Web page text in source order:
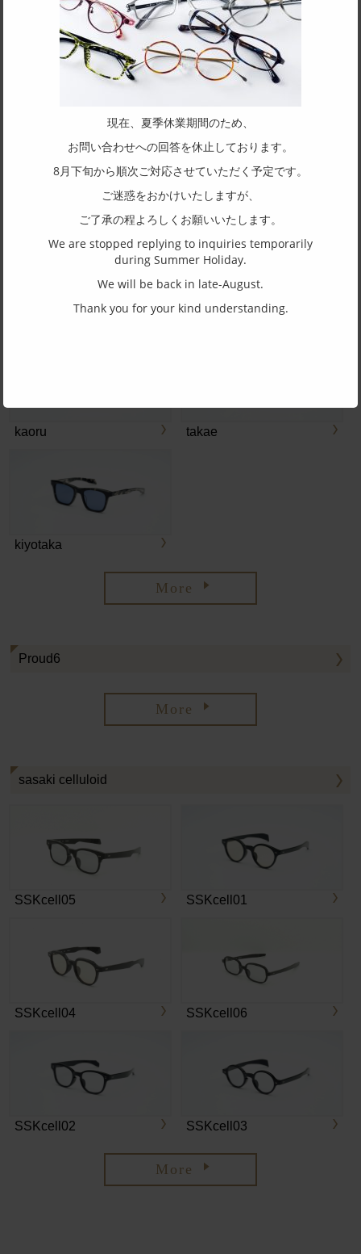
ブランド名をクリックすると、
各ブランドの商品一覧へスライドします。
sasaki celluloid
kaoru takae
kiyotaka
More
Proud6
More
sasaki celluloid
SSKcell05 SSKcell01
SSKcell04 SSKcell06
SSKcell02 SSKcell03
More
現在、夏季休業期間のため、
お問い合わせへの回答を休止しております。
8月下旬から順次ご対応させていただく予定です。
ご迷惑をおかけいたしますが、
ご了承の程よろしくお願いいたします。
We are stopped replying to inquiries temporarily
during Summer Holiday.
We will be back in late-August.
Thank you for your kind understanding.